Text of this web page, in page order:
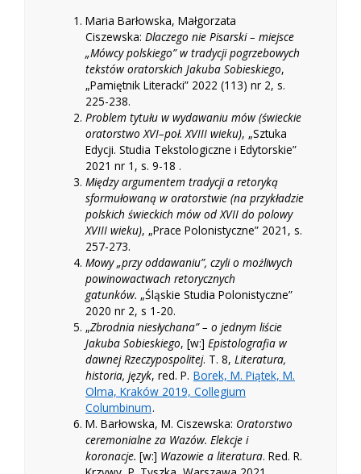
Maria Barłowska, Małgorzata
Ciszewska: Dlaczego nie Pisarski – miejsce
„Mówcy polskiego” w tradycji pogrzebowych
tekstów oratorskich Jakuba Sobieskiego,
„Pamiętnik Literacki” 2022 (113) nr 2, s.
225-238.
Problem tytułu w wydawaniu mów (świeckie
oratorstwo XVI–poł. XVIII wieku), „Sztuka
Edycji. Studia Tekstologiczne i Edytorskie”
2021 nr 1, s. 9-18 .
Między argumentem tradycji a retoryką
sformułowaną w oratorstwie (na przykładzie
polskich świeckich mów od XVII do polowy
XVIII wieku), „Prace Polonistyczne” 2021, s.
257-273.
Mowy „przy oddawaniu”, czyli o możliwych
powinowactwach retorycznych
gatunków. „Śląskie Studia Polonistyczne”
2020 nr 2, s 1-20.
„Zbrodnia niesłychana” – o jednym liście
Jakuba Sobieskiego, [w:] Epistolografia w
dawnej Rzeczypospolitej. T. 8, Literatura,
historia, język, red. P. Borek, M. Piątek, M.
Olma, Kraków 2019, Collegium
Columbinum.
M. Barłowska, M. Ciszewska: Oratorstwo
ceremonialne za Wazów. Elekcje i
koronacje. [w:] Wazowie a literatura. Red. R.